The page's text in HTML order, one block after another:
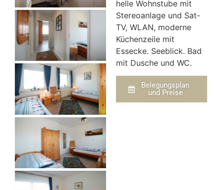
helle Wohnstube mit
Stereoanlage und Sat-
TV, WLAN, moderne
Küchenzeile mit
Essecke. Seeblick. Bad
mit Dusche und WC.
Belegungsplan
und Preise